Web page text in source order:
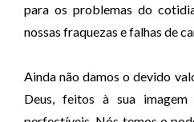
para os problemas do
nossas fraquezas e falhas de
Ainda não damos o devido
Deus, feitos à sua imagem